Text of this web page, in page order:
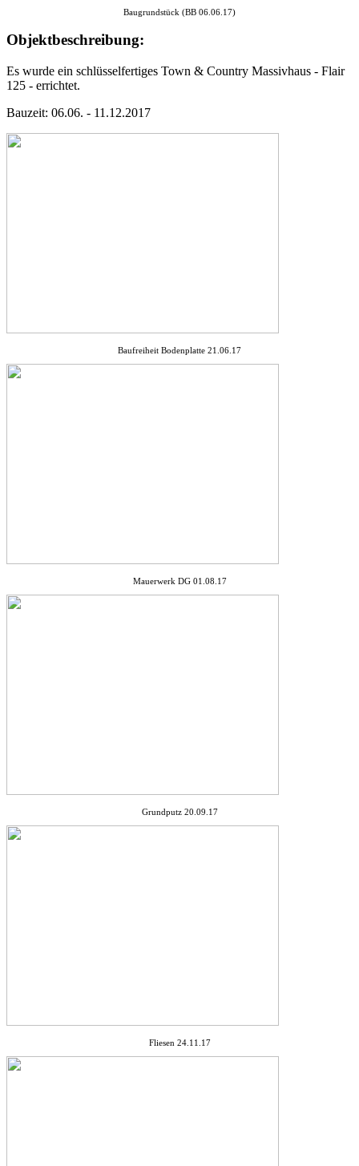
Baugrundstück (BB 06.06.17)
Objektbeschreibung:
Es wurde ein schlüsselfertiges Town & Country Massivhaus - Flair
125 - errichtet.
Bauzeit: 06.06. - 11.12.2017
Baufreiheit Bodenplatte 21.06.17
Mauerwerk DG 01.08.17
Grundputz 20.09.17
Fliesen 24.11.17